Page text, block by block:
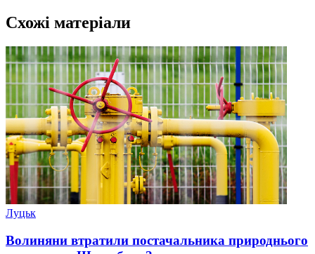
Схожі матеріали
Луцьк
Волиняни втратили постачальника природнього